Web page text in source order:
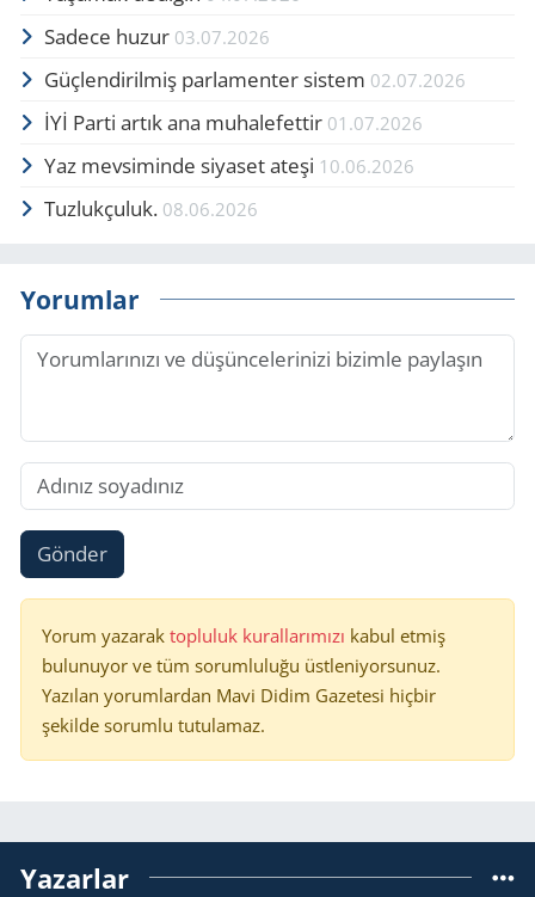
Sadece huzur 03.07.2026
Güçlendirilmiş parlamenter sistem 02.07.2026
İYİ Parti artık ana muhalefettir 01.07.2026
Yaz mevsiminde siyaset ateşi 10.06.2026
Tuzlukçuluk. 08.06.2026
Yorumlar
Gönder
Yorum yazarak topluluk kurallarımızı kabul etmiş
bulunuyor ve tüm sorumluluğu üstleniyorsunuz.
Yazılan yorumlardan Mavi Didim Gazetesi hiçbir
şekilde sorumlu tutulamaz.
Yazarlar